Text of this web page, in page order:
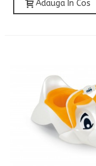
Adauga In Cos